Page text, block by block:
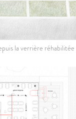
la verrière réhabilitée